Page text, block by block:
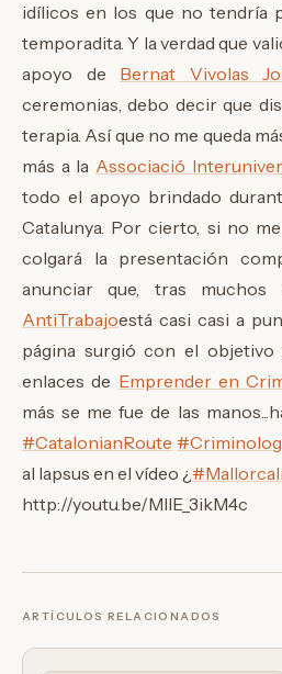
idílicos en los que no tendría
temporadita. Y la verdad que
apoyo de Bernat Vivolas
ceremonias, debo decir que
terapia. Así que no me queda
más a la Associació
todo el apoyo brindado
Catalunya. Por cierto, si no
colgará la presentación
anunciar que, tras
AntiTrabajoestá casi casi a
página surgió con el
enlaces de Emprender en
más se me fue de las
‪#‎CatalonianRoute‬ ‪#‎
al lapsus en el vídeo ¿‪#‎
http://youtu.be/MIlE_3ikM4c
ARTÍCULOS RELACIONADOS